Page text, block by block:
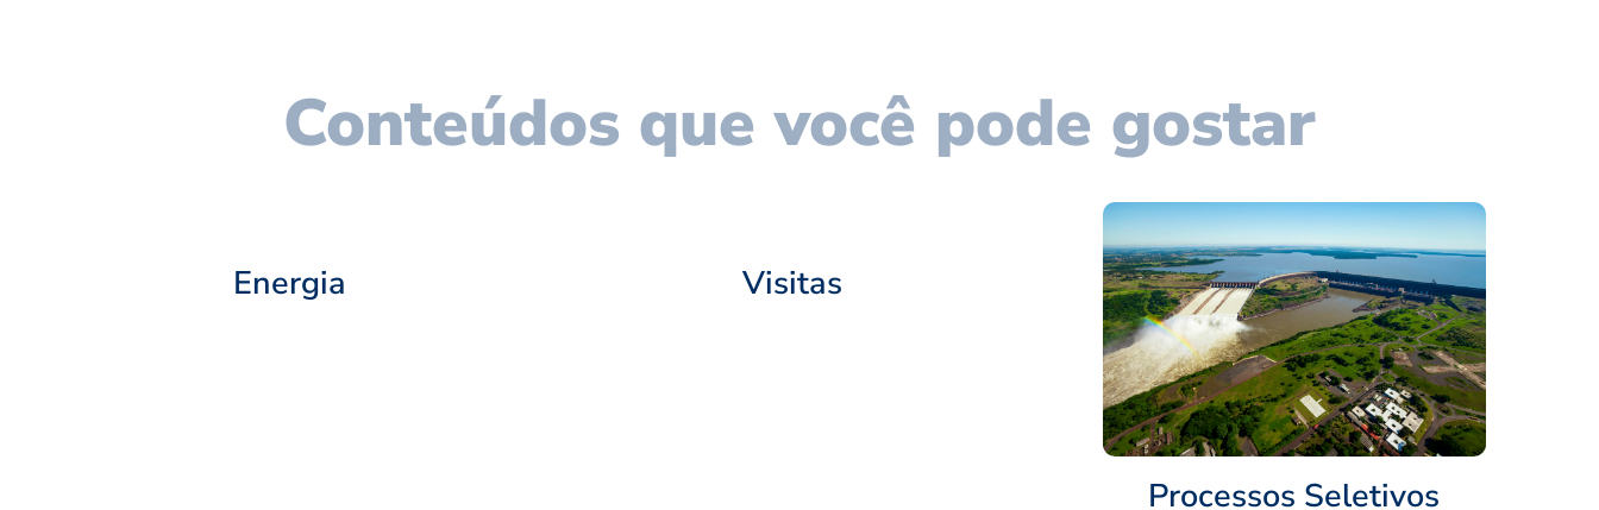
Conteúdos que você pode gostar
Energia Visitas
Processos Seletivos